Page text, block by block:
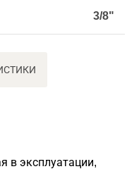
3/8"
в эксплуатации,